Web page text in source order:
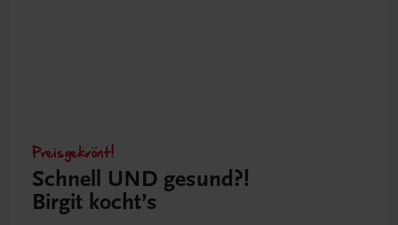
Preisgekrönt!
Schnell UND gesund?!
Birgit kocht’s